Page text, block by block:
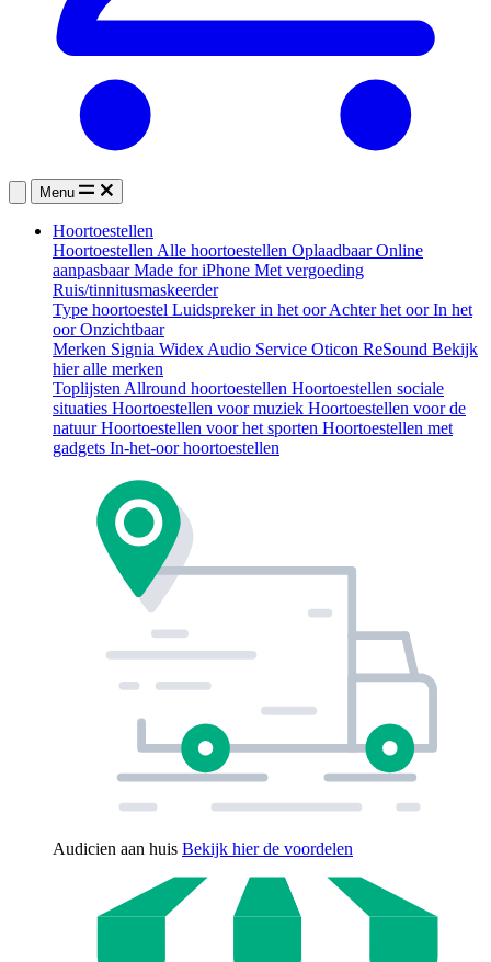
Menu
Hoortoestellen
Hoortoestellen Alle hoortoestellen OplaadbaarOnline
aanpasbaarMade for iPhone Met vergoeding
Ruis/tinnitusmaskeerder
Type hoortoestel Luidspreker in het oorAchter het oorIn het
oorOnzichtbaar
Merken Signia Widex Audio Service Oticon ReSound Bekijk
hier alle merken
Toplijsten Allround hoortoestellen Hoortoestellen sociale
situaties Hoortoestellen voor muziek Hoortoestellen voor de
natuurHoortoestellen voor het sporten Hoortoestellen met
gadgets In-het-oor hoortoestellen
Audicien aan huis Bekijk hier de voordelen